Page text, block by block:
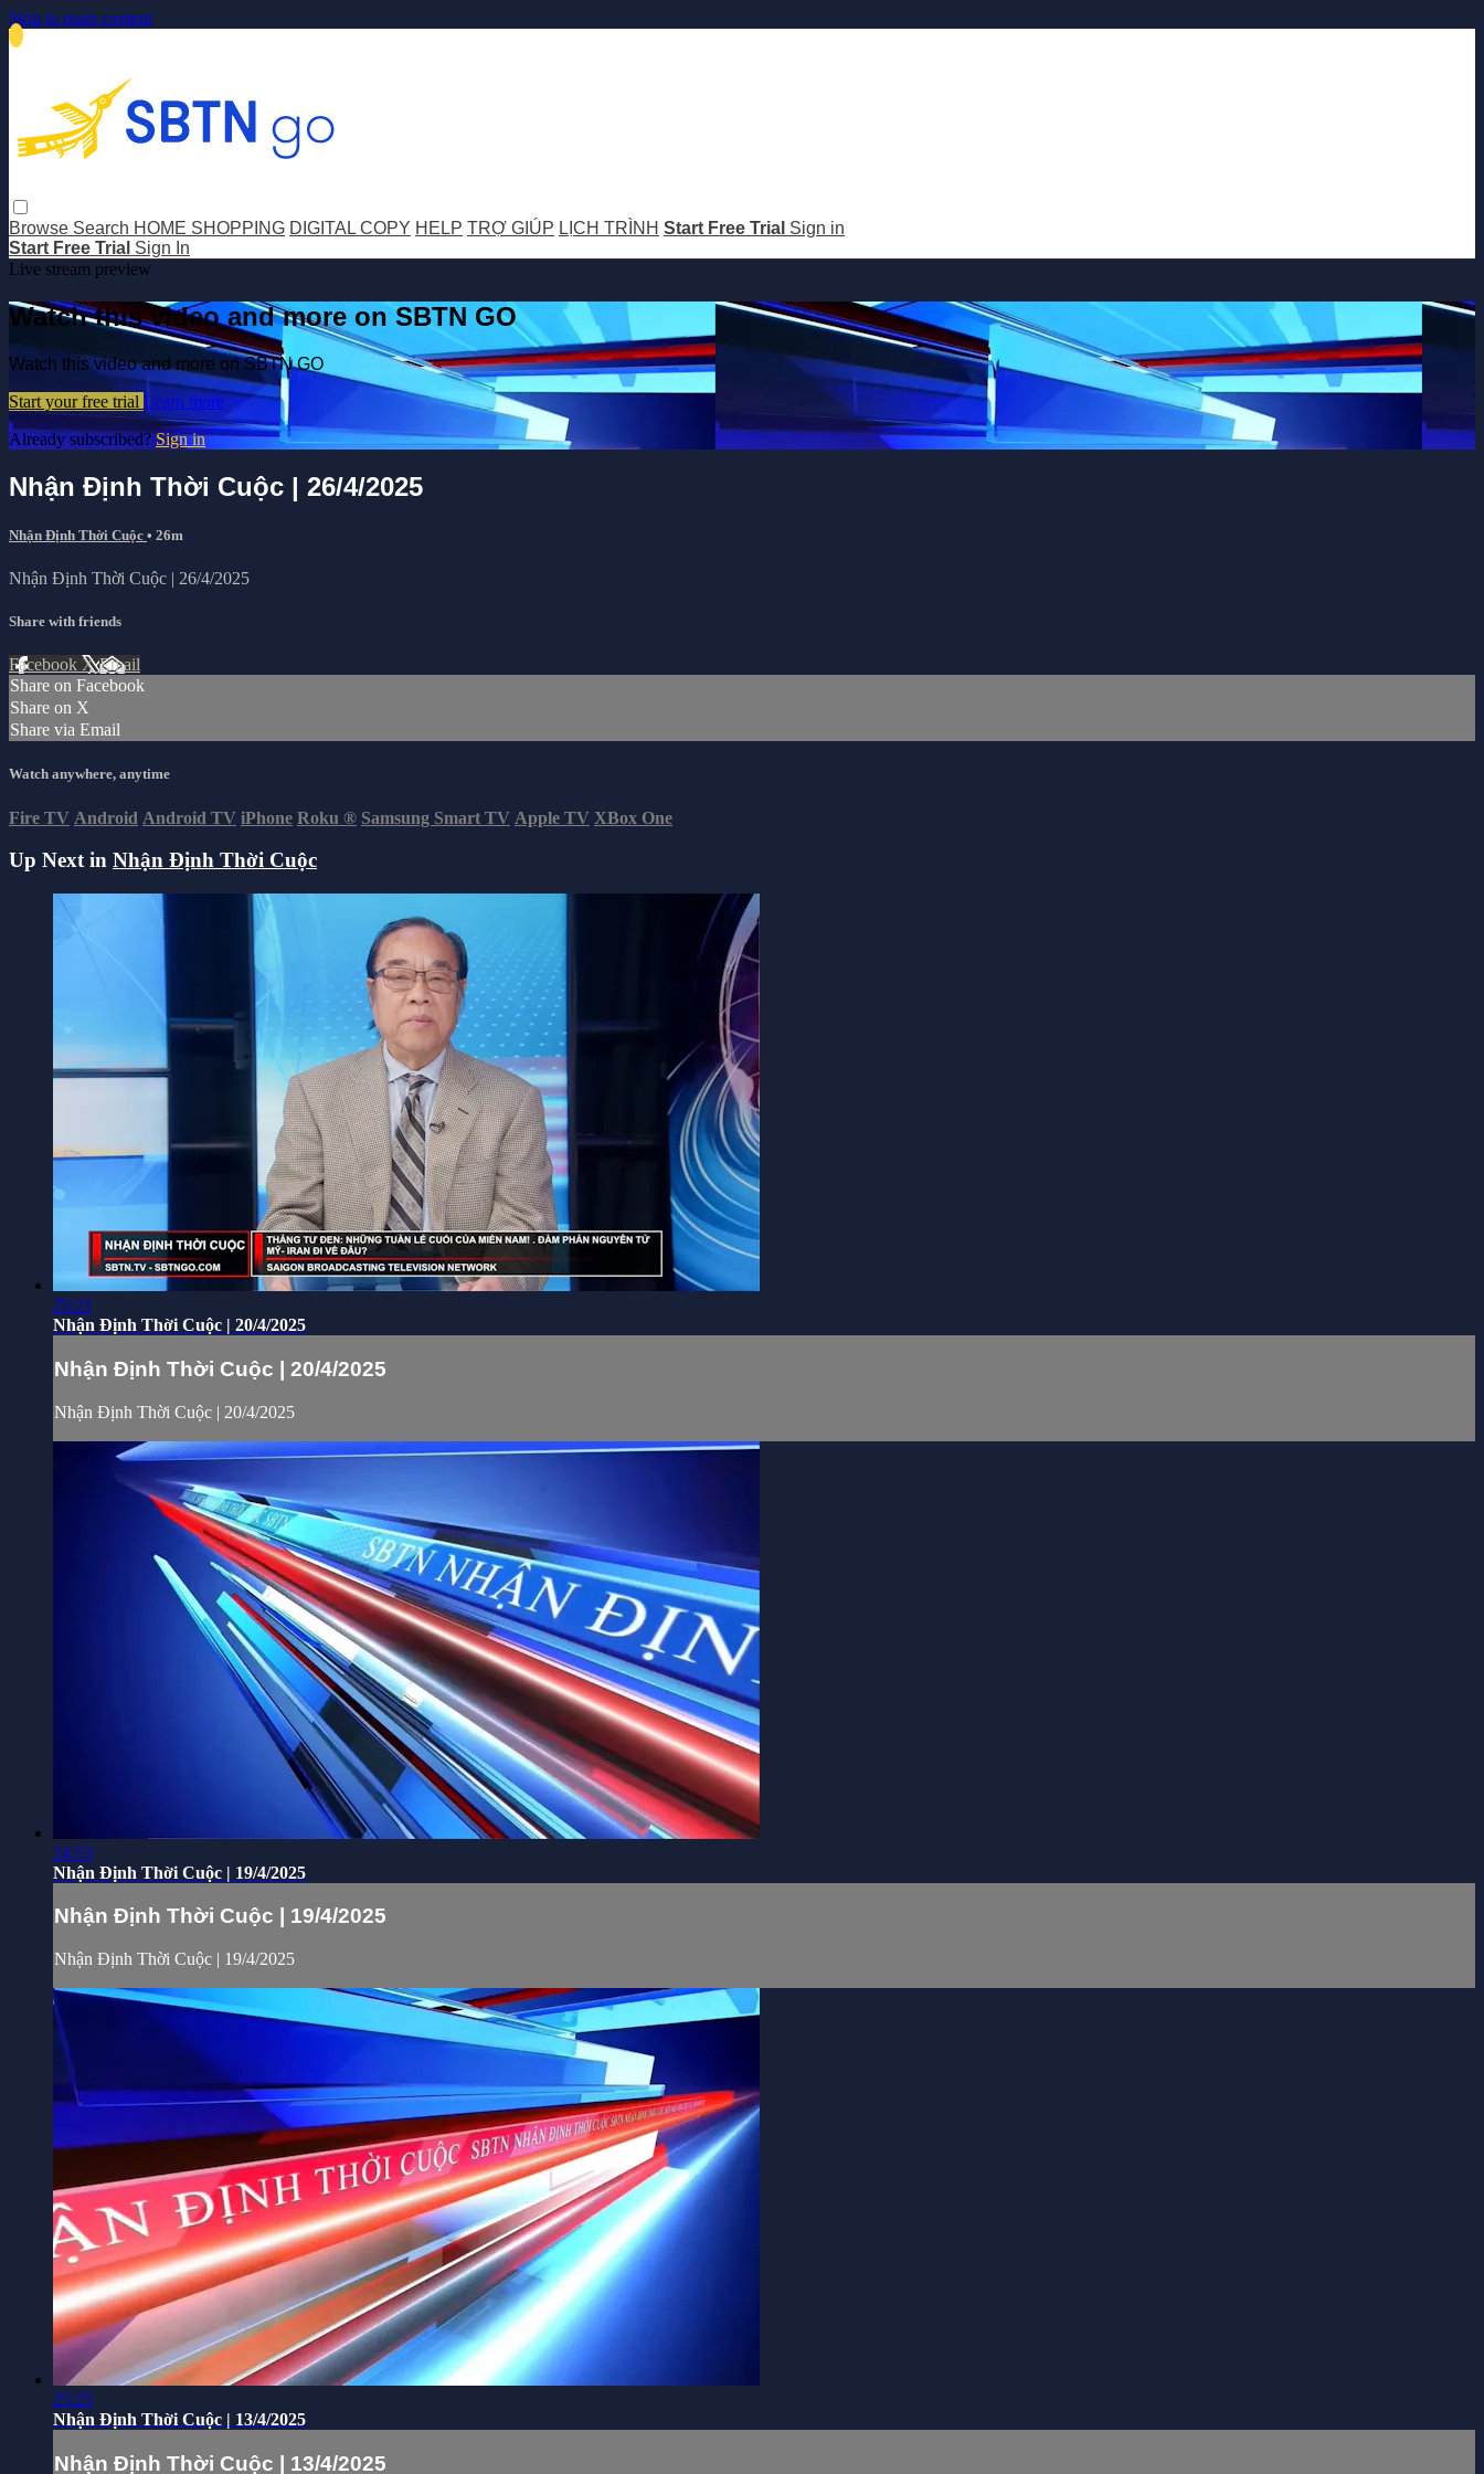
Skip to main content
Browse Search HOME SHOPPING DIGITAL COPY HELP TRỢ GIÚP LỊCH TRÌNH Start Free Trial Sign in
Start Free Trial Sign In
Live stream preview
Watch this video and more on SBTN GO
Watch this video and more on SBTN GO
Start your free trial Learn more
Already subscribed?Sign in
Nhận Định Thời Cuộc | 26/4/2025
Nhận Định Thời Cuộc • 26m
Nhận Định Thời Cuộc | 26/4/2025
Share with friends
Facebook XEmail
Share on Facebook
Share on X
Share via Email
Watch anywhere, anytime
Fire TV Android Android TV iPhone Roku ® Samsung Smart TV Apple TV XBox One
Up Next in Nhận Định Thời Cuộc
25:21
Nhận Định Thời Cuộc | 20/4/2025
Nhận Định Thời Cuộc | 20/4/2025
Nhận Định Thời Cuộc | 20/4/2025
24:53
Nhận Định Thời Cuộc | 19/4/2025
Nhận Định Thời Cuộc | 19/4/2025
Nhận Định Thời Cuộc | 19/4/2025
25:25
Nhận Định Thời Cuộc | 13/4/2025
Nhận Định Thời Cuộc | 13/4/2025